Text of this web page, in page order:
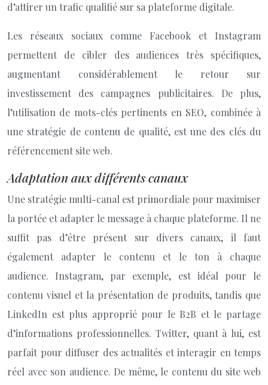
d’attirer un trafic qualifié sur sa plateforme digitale.
Les réseaux sociaux comme Facebook et Instagram
permettent de cibler des audiences très spécifiques,
augmentant considérablement le retour sur
investissement des campagnes publicitaires. De plus,
l’utilisation de mots-clés pertinents en SEO, combinée à
une stratégie de contenu de qualité, est une des clés du
référencement site web.
Adaptation aux différents canaux
Une stratégie multi-canal est primordiale pour maximiser
la portée et adapter le message à chaque plateforme. Il ne
suffit pas d’être présent sur divers canaux, il faut
également adapter le contenu et le ton à chaque
audience. Instagram, par exemple, est idéal pour le
contenu visuel et la présentation de produits, tandis que
LinkedIn est plus approprié pour le B2B et le partage
d’informations professionnelles. Twitter, quant à lui, est
parfait pour diffuser des actualités et interagir en temps
réel avec son audience. De même, le contenu du site web